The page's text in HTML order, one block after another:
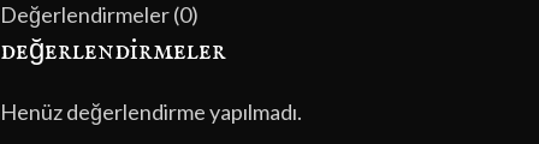
Değerlendirmeler (0)
değerlendirmeler
Henüz değerlendirme yapılmadı.